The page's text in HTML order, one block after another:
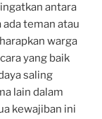
antara
ada teman atau
warga
yang baik
saling
lain dalam
kewajiban ini